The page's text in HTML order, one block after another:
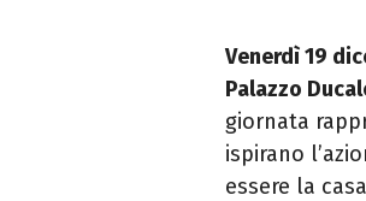
Venerdì 19
Palazzo
giornata
ispirano
essere la